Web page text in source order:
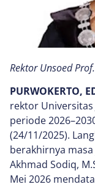
Rektor Unsoed
PURWOKERTO,
rektor
periode
(24/11/2025).
berakhirnya
Akhmad Sodiq,
Mei 2026